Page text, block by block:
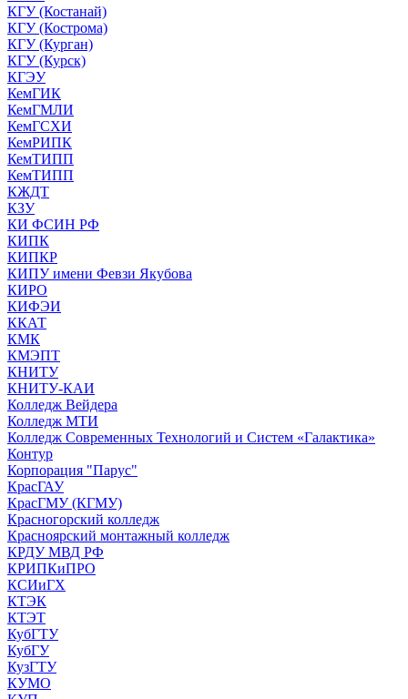
КГУ (Костанай)
КГУ (Кострома)
КГУ (Курган)
КГУ (Курск)
КГЭУ
КемГИК
КемГМЛИ
КемГСХИ
КемРИПК
КемТИПП
КемТИПП
КЖДТ
КЗУ
КИ ФСИН РФ
КИПК
КИПКР
КИПУ имени Февзи Якубова
КИРО
КИФЭИ
ККАТ
КМК
КМЭПТ
КНИТУ
КНИТУ-КАИ
Колледж Вейдера
Колледж МТИ
Колледж Современных Технологий и Систем «Галактика»
Контур
Корпорация "Парус"
КрасГАУ
КрасГМУ (КГМУ)
Красногорский колледж
Красноярский монтажный колледж
КРДУ МВД РФ
КРИПКиПРО
КСИиГХ
КТЭК
КТЭТ
КубГТУ
КубГУ
КузГТУ
КУМО